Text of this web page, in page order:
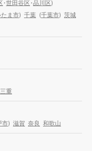
・世田谷区・品川区)
たま市) 千葉 (千葉市) 茨城
三重
市) 滋賀 奈良 和歌山